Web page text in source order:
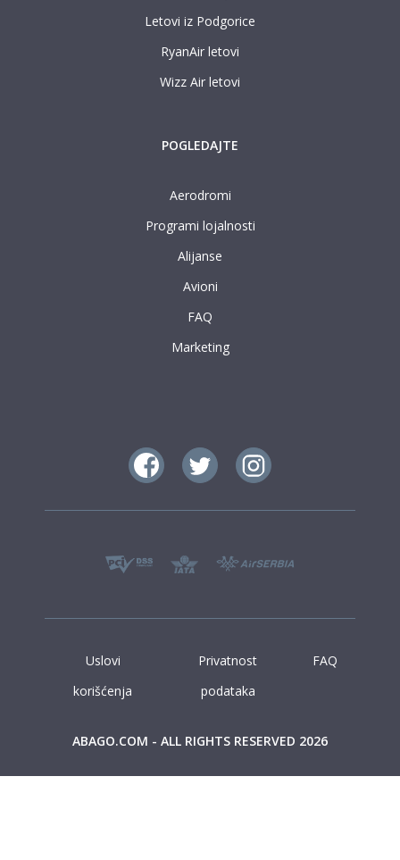
Letovi iz Podgorice
RyanAir letovi
Wizz Air letovi
POGLEDAJTE
Aerodromi
Programi lojalnosti
Alijanse
Avioni
FAQ
Marketing
Uslovi
korišćenja
Privatnost
podataka
FAQ
ABAGO.COM - ALL RIGHTS RESERVED 2026